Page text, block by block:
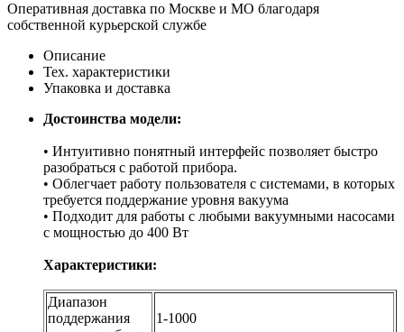
Оперативная доставка по Москве и МО благодаря
собственной курьерской службе
Описание
Тех. характеристики
Упаковка и доставка
Достоинства модели:
• Интуитивно понятный интерфейс позволяет быстро
разобраться с работой прибора.
• Облегчает работу пользователя с системами, в которых
требуется поддержание уровня вакуума
• Подходит для работы с любыми вакуумными насосами
с мощностью до 400 Вт
Характеристики:
Диапазон
поддержания
1-1000